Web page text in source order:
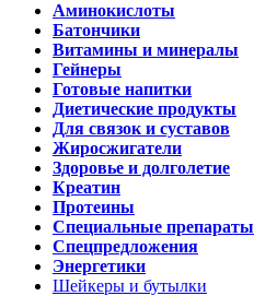
Аминокислоты
Батончики
Витамины и минералы
Гейнеры
Готовые напитки
Диетические продукты
Для связок и суставов
Жиросжигатели
Здоровье и долголетие
Креатин
Протеины
Специальные препараты
Спецпредложения
Энергетики
Шейкеры и бутылки